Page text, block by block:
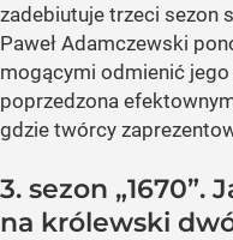
zadebiutuje trzeci sezon
Paweł Adamczewski
mogącymi odmienić jego
poprzedzona
gdzie twórcy
3. sezon „1670”.
na królewski